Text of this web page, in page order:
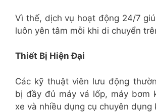
Vì thế, dịch vụ hoạt động 24/7
luôn yên tâm mỗi khi di chuyển
Thiết Bị Hiện Đại
Các kỹ thuật viên lưu động
bị đầy đủ máy vá lốp, máy bơm
xe và nhiều dụng cụ chuyên dụng